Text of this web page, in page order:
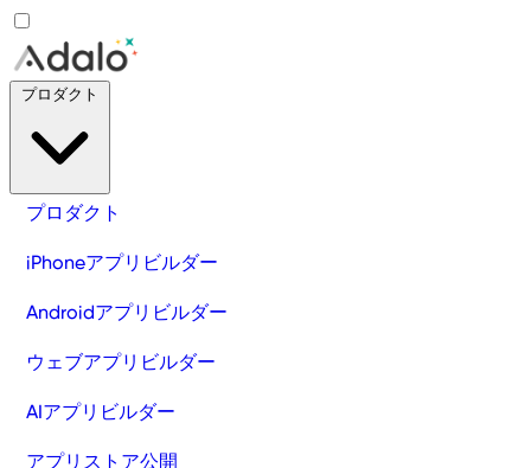
プロダクト
iPhoneアプリビルダー
Androidアプリビルダー
ウェブアプリビルダー
AIアプリビルダー
アプリストア公開